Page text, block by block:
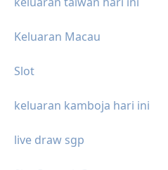
Keluaran Macau
Slot
keluaran kamboja hari ini
live draw sgp